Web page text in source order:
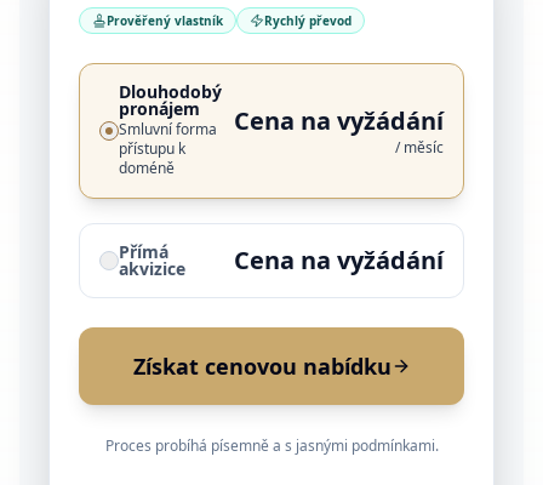
Prověřený vlastník Rychlý převod
Dlouhodobý
pronájem
Smluvní forma
přístupu k
doméně
Cena na vyžádání
/ měsíc
Přímá
akvizice Cena na vyžádání
Získat cenovou nabídku
Proces probíhá písemně a s jasnými podmínkami.